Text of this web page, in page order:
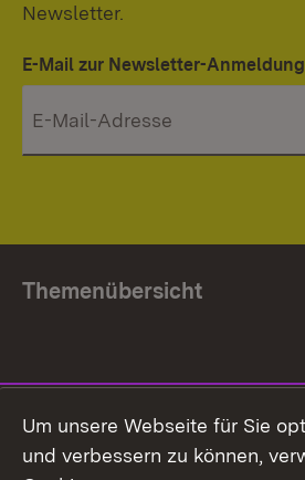
Newsletter.
E-Mail zur Newsletter-Anmeldung
Themenübersicht
Facebook
Um unsere Webseite für Sie
und verbessern zu können,